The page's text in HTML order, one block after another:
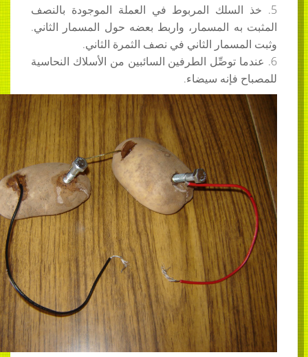
المربوط في العملة الموجودة بالنصف
المسمار، واربط بعضه حول المسمار الثاني.
الثاني في نصف الثمرة الثاني.
توصِّل الطرفين السائبين من الأسلاك النحاسية
فإنه سيضاء.